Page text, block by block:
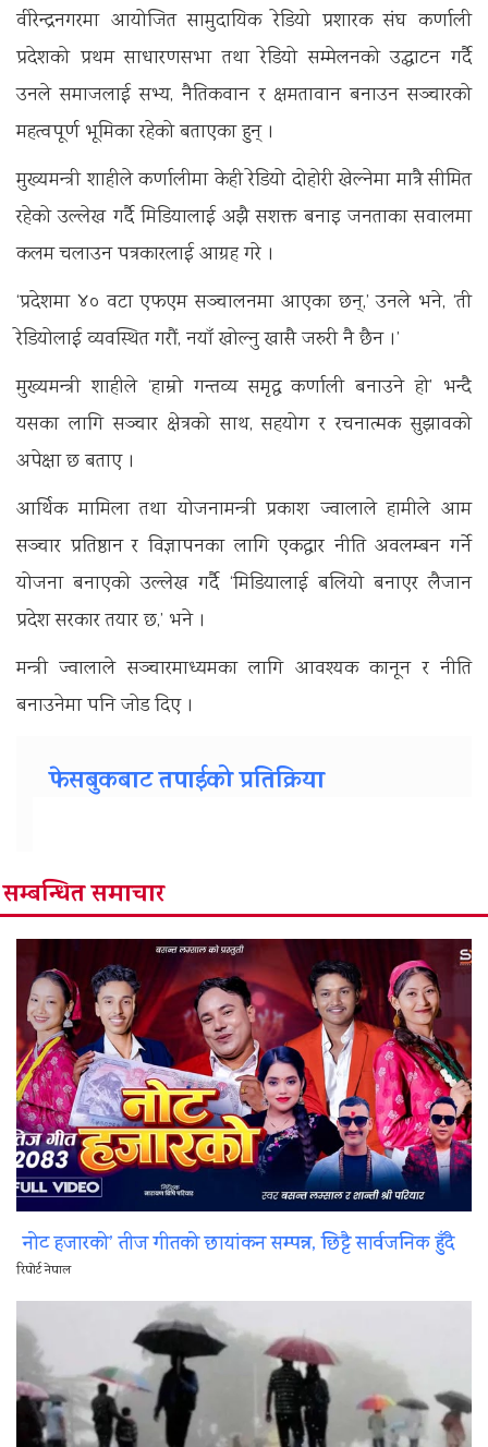
वीरेन्द्रनगरमा आयोजित सामुदायिक रेडियो प्रशारक संघ कर्णाली
प्रदेशको प्रथम साधारणसभा तथा रेडियो सम्मेलनको उद्घाटन गर्दै
उनले समाजलाई सभ्य, नैतिकवान र क्षमतावान बनाउन सञ्चारको
महत्वपूर्ण भूमिका रहेको बताएका हुन् ।
मुख्यमन्त्री शाहीले कर्णालीमा केही रेडियो दोहोरी खेल्नेमा मात्रै सीमित
रहेको उल्लेख गर्दै मिडियालाई अझै सशक्त बनाइ जनताका सवालमा
कलम चलाउन पत्रकारलाई आग्रह गरे ।
‘प्रदेशमा ४० वटा एफएम सञ्चालनमा आएका छन्,’ उनले भने, ‘ती
रेडियोलाई व्यवस्थित गरौं, नयाँ खोल्नु खासै जरुरी नै छैन ।’
मुख्यमन्त्री शाहीले ‘हाम्रो गन्तव्य समृद्ध कर्णाली बनाउने हो’ भन्दै
यसका लागि सञ्चार क्षेत्रको साथ, सहयोग र रचनात्मक सुझावको
अपेक्षा छ बताए ।
आर्थिक मामिला तथा योजनामन्त्री प्रकाश ज्वालाले हामीले आम
सञ्चार प्रतिष्ठान र विज्ञापनका लागि एकद्वार नीति अवलम्बन गर्ने
योजना बनाएको उल्लेख गर्दै ‘मिडियालाई बलियो बनाएर लैजान
प्रदेश सरकार तयार छ,’ भने ।
मन्त्री ज्वालाले सञ्चारमाध्यमका लागि आवश्यक कानून र नीति
बनाउनेमा पनि जोड दिए ।
फेसबुकबाट तपाईको प्रतिक्रिया
सम्बन्धित समाचार
नोट हजारको’ तीज गीतको छायांकन सम्पन्न, छिट्टै सार्वजनिक हुँदै
रिपोर्ट नेपाल